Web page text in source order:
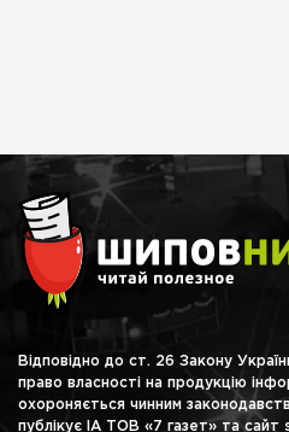
Відповідно до ст. 26 Закону
право власності на продукцію
охороняється чинним
публікує ІА ТОВ «7 газет» та